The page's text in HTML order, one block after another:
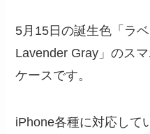
5月15日の誕生色「ラ
Lavender Gray」のス
ケースです。
iPhone各種に対応して